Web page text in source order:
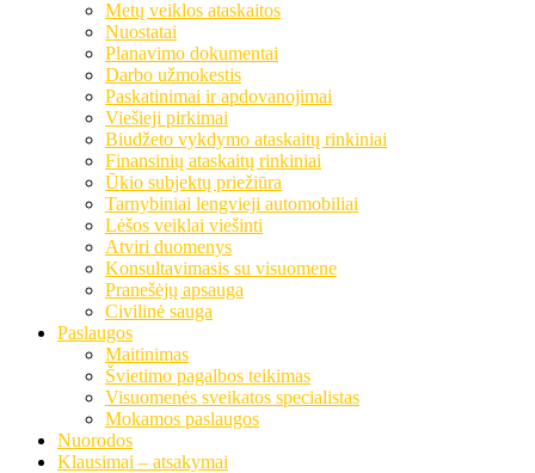
Metų veiklos ataskaitos
Nuostatai
Planavimo dokumentai
Darbo užmokestis
Paskatinimai ir apdovanojimai
Viešieji pirkimai
Biudžeto vykdymo ataskaitų rinkiniai
Finansinių ataskaitų rinkiniai
Ūkio subjektų priežiūra
Tarnybiniai lengvieji automobiliai
Lėšos veiklai viešinti
Atviri duomenys
Konsultavimasis su visuomene
Pranešėjų apsauga
Civilinė sauga
Paslaugos
Maitinimas
Švietimo pagalbos teikimas
Visuomenės sveikatos specialistas
Mokamos paslaugos
Nuorodos
Klausimai – atsakymai